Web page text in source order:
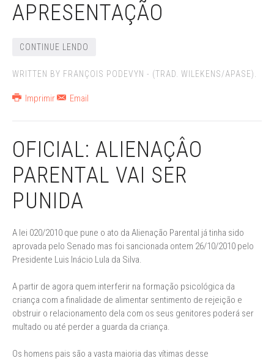
APRESENTAÇÃO
CONTINUE LENDO
WRITTEN BY FRANÇOIS PODEVYN - (TRAD. WILEKENS/APASE).
Imprimir Email
OFICIAL: ALIENAÇÂO
PARENTAL VAI SER
PUNIDA
A lei 020/2010 que pune o ato da Alienação Parental já tinha sido
aprovada pelo Senado mas foi sancionada ontem 26/10/2010 pelo
Presidente Luis Inácio Lula da Silva.
A partir de agora quem interferir na formação psicológica da
criança com a finalidade de alimentar sentimento de rejeição e
obstruir o relacionamento dela com os seus genitores poderá ser
multado ou até perder a guarda da criança.
Os homens pais são a vasta maioria das vítimas desse